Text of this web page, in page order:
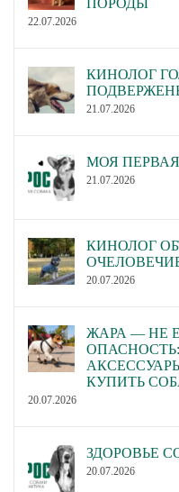
22.07.2026
КИНОЛОГ
21.07.2026
МОЯ
21.07.2026
КИНОЛОГ
20.07.2026
ЖАРА — НЕ
КУПИТЬ
20.07.2026
ЗДОРОВЬЕ
20.07.2026